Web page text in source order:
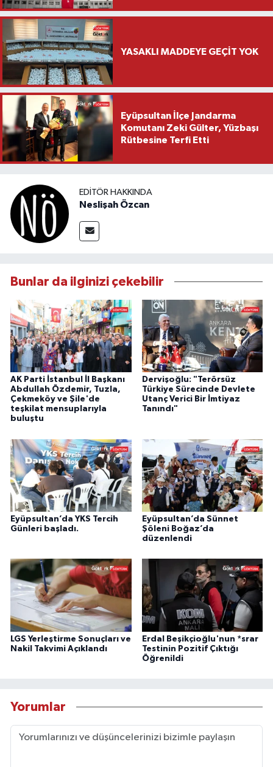
YASAKLI MADDEYE GEÇİT YOK
Eyüpsultan İlçe Jandarma
Komutanı Zeki Gülter, Yüzbaşı
Rütbesine Terfi Etti
EDITÖR HAKKINDA
Neslişah Özcan
Bunlar da ilginizi çekebilir
AK Parti İstanbul İl Başkanı
Abdullah Özdemir, Tuzla,
Çekmeköy ve Şile'de
teşkilat mensuplarıyla
buluştu
Dervişoğlu: "Terörsüz
Türkiye Sürecinde Devlete
Utanç Verici Bir İmtiyaz
Tanındı"
Eyüpsultan’da YKS Tercih
Günleri başladı.
Eyüpsultan’da Sünnet
Şöleni Boğaz’da
düzenlendi
LGS Yerleştirme Sonuçları ve
Nakil Takvimi Açıklandı
Erdal Beşikçioğlu'nun *srar
Testinin Pozitif Çıktığı
Öğrenildi
Yorumlar